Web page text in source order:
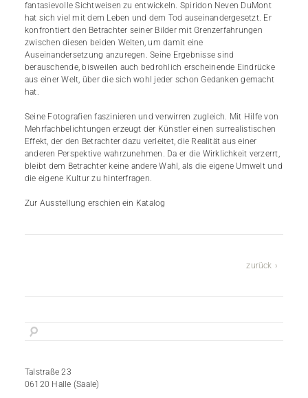
fantasievolle Sichtweisen zu entwickeln. Spiridon Neven DuMont
hat sich viel mit dem Leben und dem Tod auseinandergesetzt. Er
konfrontiert den Betrachter seiner Bilder mit Grenzerfahrungen
zwischen diesen beiden Welten, um damit eine
Auseinandersetzung anzuregen. Seine Ergebnisse sind
berauschende, bisweilen auch bedrohlich erscheinende Eindrücke
aus einer Welt, über die sich wohl jeder schon Gedanken gemacht
hat.
Seine Fotografien faszinieren und verwirren zugleich. Mit Hilfe von
Mehrfachbelichtungen erzeugt der Künstler einen surrealistischen
Effekt, der den Betrachter dazu verleitet, die Realität aus einer
anderen Perspektive wahrzunehmen. Da er die Wirklichkeit verzerrt,
bleibt dem Betrachter keine andere Wahl, als die eigene Umwelt und
die eigene Kultur zu hinterfragen.
Zur Ausstellung erschien ein Katalog
zurück
Talstraße 23
06120 Halle (Saale)